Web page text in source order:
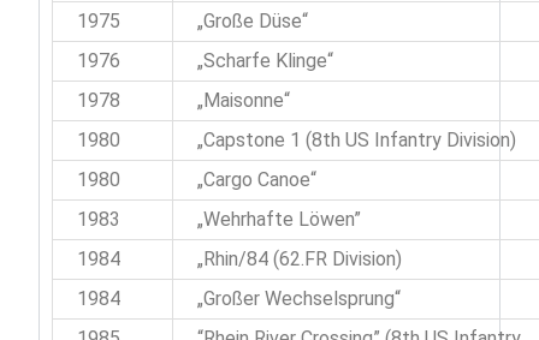
1975
„Große Düse“
1976
„Scharfe Klinge“
1978
„Maisonne“
1980
„Capstone 1 (8th US Infantry Division)
1980
„Cargo Canoe“
1983
„Wehrhafte Löwen”
1984
„Rhin/84 (62.FR Division)
1984
„Großer Wechselsprung“